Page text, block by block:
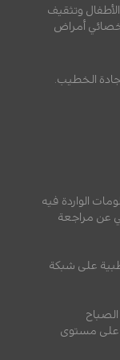
وتثقيف
أخصائي أمراض
الخطيب.
الواردة فيه
عن مراجعة
على شبكة
على مستوى